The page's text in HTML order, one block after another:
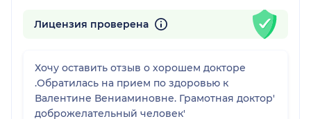
Лицензия проверена
Хочу оставить отзыв о хорошем докторе
.Обратилась на прием по здоровью к
Валентине Вениаминовне. Грамотная доктор'
доброжелательный человек'